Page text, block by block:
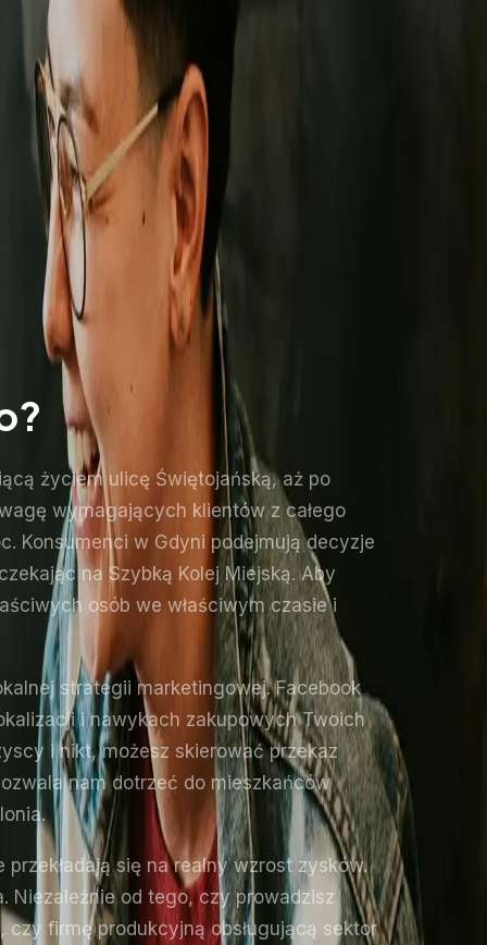
życiem ulicę Świętojańską, aż po
wymagających klientów z całego
Konsumenci w Gdyni podejmują decyzje
na Szybką Kolej Miejską. Aby
osób we właściwym czasie i
strategii marketingowej. Facebook
i nawykach zakupowych Twoich
i nikt, możesz skierować przekaz
nam dotrzeć do mieszkańców
przekładają się na realny wzrost zysków.
Niezależnie od tego, czy prowadzisz
firmę produkcyjną obsługującą sektor